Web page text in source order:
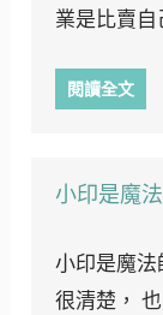
業是比賣自
閱讀全文
小印是魔
小印是魔
很清楚，